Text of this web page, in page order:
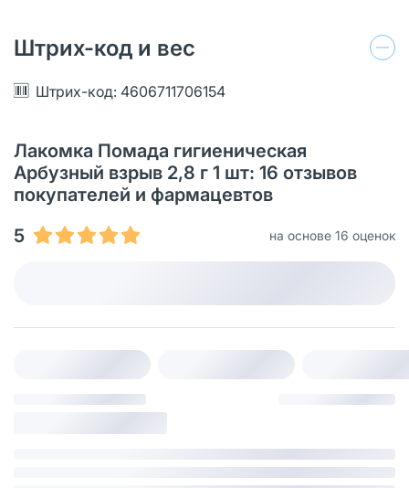
Штрих-код и вес
Штрих-код: 4606711706154
Лакомка Помада гигиеническая
Арбузный взрыв 2,8 г 1 шт: 16 отзывов
покупателей и фармацевтов
5
на основе 16 оценок